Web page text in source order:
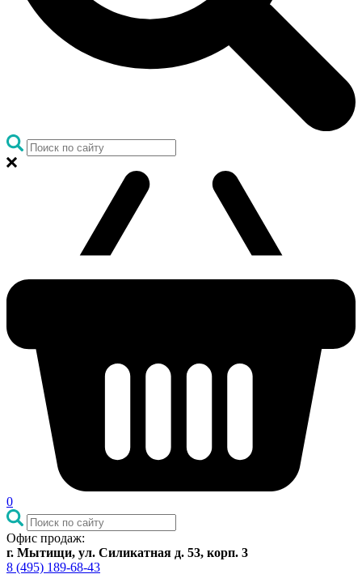
0
Офис продаж:
г. Мытищи, ул. Силикатная д. 53, корп. 3
8 (495) 189-68-43